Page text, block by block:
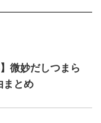
微妙だしつまら
まとめ